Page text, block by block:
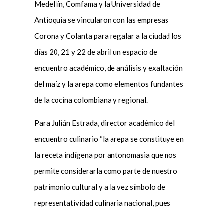
Medellín, Comfama y la Universidad de
Antioquia se vincularon con las empresas
Corona y Colanta para regalar a la ciudad los
días 20, 21 y 22 de abril un espacio de
encuentro académico, de análisis y exaltación
del maíz y la arepa como elementos fundantes
de la cocina colombiana y regional.
Para Julián Estrada, director académico del
encuentro culinario “la arepa se constituye en
la receta indígena por antonomasia que nos
permite considerarla como parte de nuestro
patrimonio cultural y a la vez símbolo de
representatividad culinaria nacional, pues